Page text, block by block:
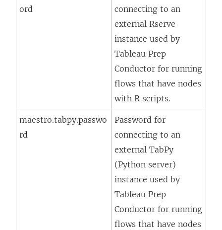
ord
connecting to an
external Rserve
instance used by
Tableau Prep
Conductor for running
flows that have nodes
with R scripts.
maestro.tabpy.passwo
rd
Password for
connecting to an
external TabPy
(Python server)
instance used by
Tableau Prep
Conductor for running
flows that have nodes